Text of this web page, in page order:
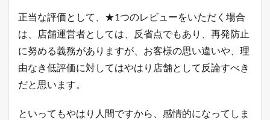
正当な評価として、★1つのレビューをいただく場合
は、店舗運営者としては、反省点でもあり、再発防止
に努める義務がありますが、お客様の思い違いや、理
由なき低評価に対してはやはり店舗として反論すべき
だと思います。
といってもやはり人間ですから、感情的になってしま